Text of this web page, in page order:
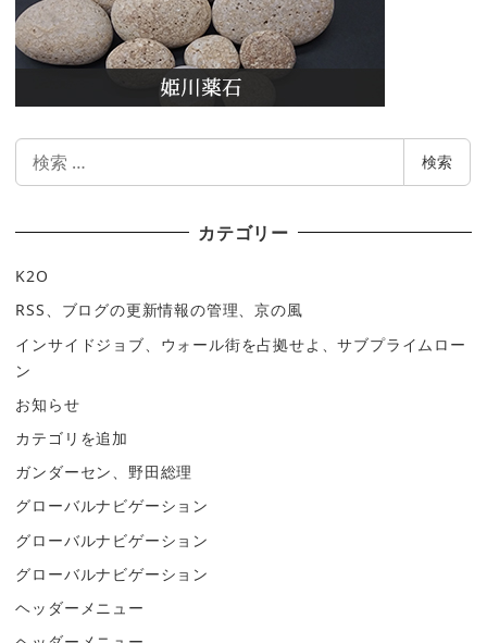
検
検索
カテゴリー
K2O
RSS、ブログの更新情報の管理、京の風
インサイドジョブ、ウォール街を占拠せよ、サブプライムロー
ン
お知らせ
カテゴリを追加
ガンダーセン、野田総理
グローバルナビゲーション
グローバルナビゲーション
グローバルナビゲーション
ヘッダーメニュー